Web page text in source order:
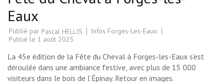
Eaux
Publié par Pascal HELLIS
Infos Forges-Les-Eaux:
Publié le 1 août 2025
La 45e édition de la Fête du Cheval à Forges-les-Eaux s’est
déroulée dans une ambiance festive, avec plus de 15 000
visiteurs dans le bois de l’Épinay. Retour en images.